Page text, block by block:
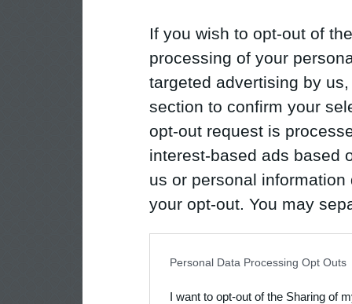
If you wish to opt-out of
processing of your
targeted advertising by
section to confirm your
opt-out request is
interest-based ads based
us or personal
your opt-out. You may
Personal Data Processing Opt Outs
I want to opt-out of the Sharing of